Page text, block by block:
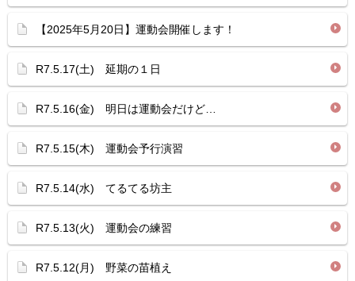
【2025年5月20日】運動会開催します！
R7.5.17(土) 延期の１日
R7.5.16(金) 明日は運動会だけど…
R7.5.15(木) 運動会予行演習
R7.5.14(水) てるてる坊主
R7.5.13(火) 運動会の練習
R7.5.12(月) 野菜の苗植え